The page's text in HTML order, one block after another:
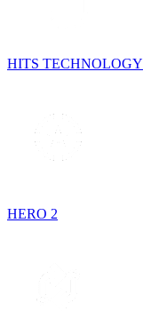
HITS TECHNOLOGY
HERO 2